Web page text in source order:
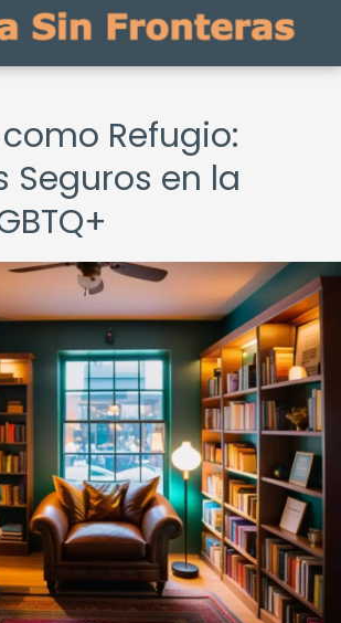
Refugio:
Seguros en la